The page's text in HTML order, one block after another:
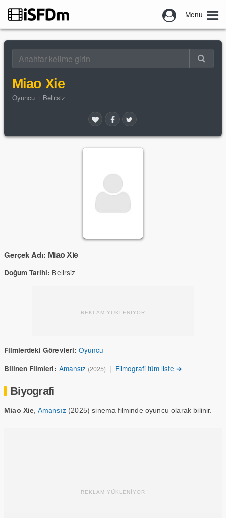
Menu
Miao Xie
Oyuncu Belirsiz
Gerçek Adı: Miao Xie
Doğum Tarihi: Belirsiz
REKLAM YÜKLENİYOR
Filmlerdeki Görevleri: Oyuncu
Bilinen Filmleri: Amansız (2025) | Filmografi tüm liste ➔
Biyografi
Miao Xie Amansız(2025) sinema filminde oyuncu olarak bilinir.
REKLAM YÜKLENİYOR